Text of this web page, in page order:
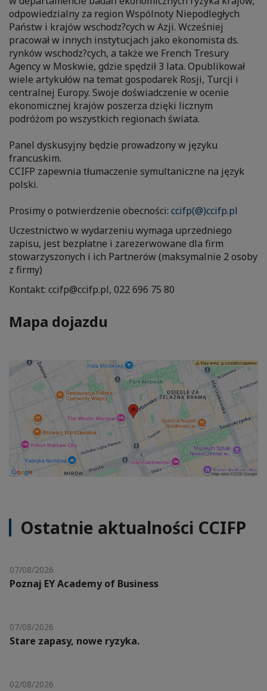
odpowiedzialny za region Wspólnoty Niepodległych
Państw i krajów wschodz?cych w Azji. Wcześniej
pracował w innych instytucjach jako ekonomista ds.
rynków wschodz?cych, a także we French Tresury
Agency w Moskwie, gdzie spędził 3 lata. Opublikował
wiele artykułów na temat gospodarek Rosji, Turcji i
centralnej Europy. Swoje doświadczenie w ocenie
ekonomicznej krajów poszerza dzięki licznym
podróżom po wszystkich regionach świata.
Panel dyskusyjny będzie prowadzony w języku
francuskim.
CCIFP zapewnia tłumaczenie symultaniczne na język
polski.
Prosimy o potwierdzenie obecności: ccifp(@)ccifp.pl
Uczestnictwo w wydarzeniu wymaga uprzedniego
zapisu, jest bezpłatne i zarezerwowane dla firm
stowarzyszonych i ich Partnerów (maksymalnie 2 osoby
z firmy)
Kontakt: ccifp@ccifp.pl, 022 696 75 80
Mapa dojazdu
Ostatnie aktualności CCIFP
07/08/2026
Poznaj EY Academy of Business
07/08/2026
Stare zapasy, nowe ryzyka.
02/08/2026